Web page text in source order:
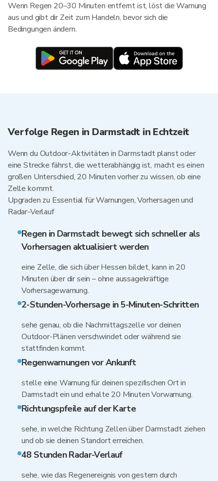
Wenn Regen 20–30 Minuten entfernt ist, löst die Warnung
aus und gibt dir Zeit zum Handeln, bevor sich die
Bedingungen ändern.
Verfolge Regen in Darmstadt in Echtzeit
Wenn du Outdoor-Aktivitäten in Darmstadt planst oder
eine Strecke fährst, die wetterabhängig ist, macht es einen
großen Unterschied, 20 Minuten vorher zu wissen, ob eine
Zelle kommt.
Upgraden zu Essential für Warnungen, Vorhersagen und
Radar-Verlauf
Regen in Darmstadt bewegt sich schneller als
Vorhersagen aktualisiert werden
eine Zelle, die sich über Hessen bildet, kann in 20
Minuten über dir sein – ohne aussagekräftige
Vorhersagewarnung.
2-Stunden-Vorhersage in 5-Minuten-Schritten
sehe genau, ob die Nachmittagszelle vor deinen
Outdoor-Plänen verschwindet oder während sie
stattfinden kommt.
Regenwarnungen vor Ankunft
stelle eine Warnung für deinen spezifischen Ort in
Darmstadt ein und erhalte 20 Minuten Vorwarnung.
Richtungspfeile auf der Karte
sehe, in welche Richtung Zellen über Darmstadt ziehen
und ob sie deinen Standort erreichen.
48 Stunden Radar-Verlauf
sehe, wie das Regenereignis von gestern durch